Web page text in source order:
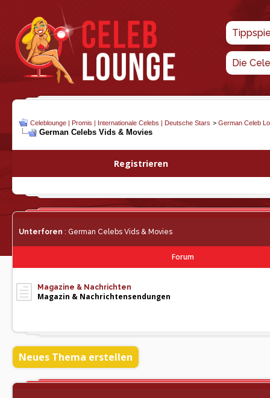
Die
Celeblounge | Promis | Internationale Celebs | Deutsche Stars > German Celeb
German Celebs Vids & Movies
Registrieren
Unterforen : German Celebs Vids & Movies
Forum
Magazine & Nachrichten
Magazin & Nachrichtensendungen
Neues Thema erstellen